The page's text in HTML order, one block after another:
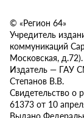
© «Регион 64»
Учредитель
коммуникаций
Московская, д.72).
Издатель — ГАУ
Степанов В.В.
Свидетельство о
61373 от 10
Выдано